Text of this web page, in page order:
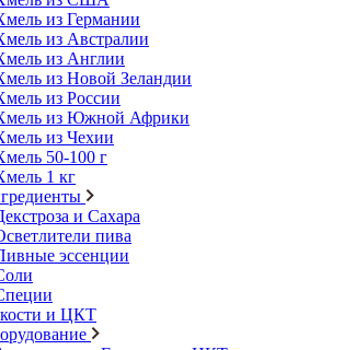
из Германии
из Австралии
из Англии
из Новой Зеландии
из России
из Южной Африки
из Чехии
50-100 г
1 кг
и Сахара
пива
эссенции
и ЦКТ